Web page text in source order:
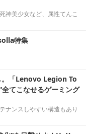
神美少女など、属性てんこ
特集
。「Lenovo Legion To
てこなせるゲーミング
ナンスしやすい構造もあり